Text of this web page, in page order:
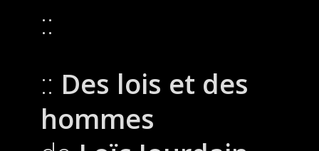
Des lois et des
hommes